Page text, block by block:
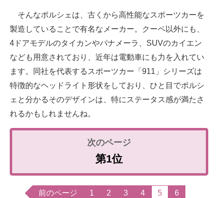
そんなポルシェは、古くから高性能なスポーツカーを
製造していることで有名なメーカー。クーペ以外にも、
4ドアモデルのタイカンやパナメーラ、SUVのカイエン
なども用意されており、近年は電動車にも力を入れてい
ます。同社を代表するスポーツカー「911」シリーズは
特徴的なヘッドライト形状をしており、ひと目でポルシ
ェと分かるそのデザインは、特にステータス感が満たさ
れるかもしれませんね。
第1位
前のページ 1 2 3 4 5
6